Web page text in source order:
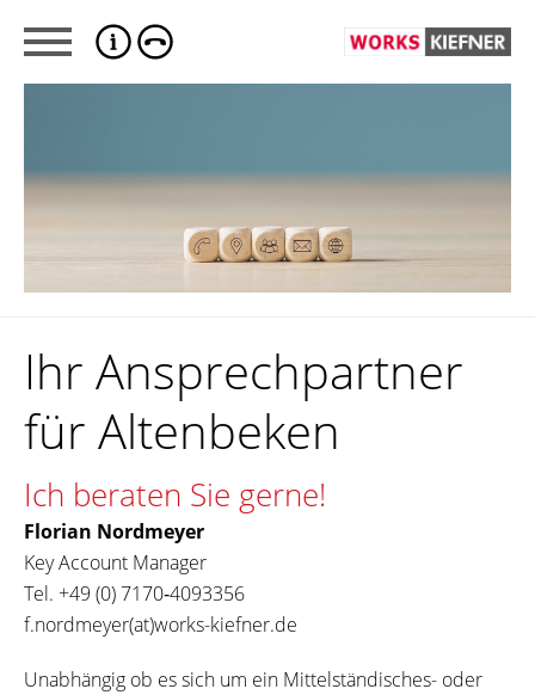
Ihr Ansprechpartner
für Altenbeken
Ich beraten Sie gerne!
Florian Nordmeyer
Key Account Manager
Tel. +49 (0) 7170‐4093356
f.nordmeyer(at)works-kiefner.de
Unabhängig ob es sich um ein Mittelständisches- oder